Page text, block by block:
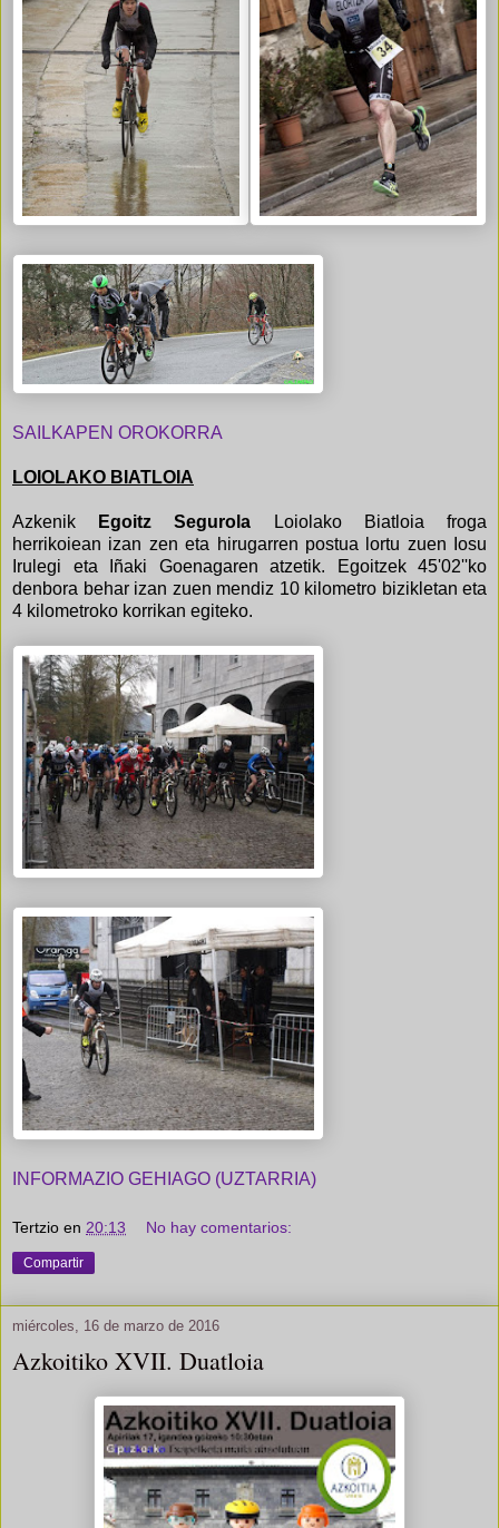
SAILKAPEN OROKORRA
LOIOLAKO BIATLOIA
Azkenik Egoitz Segurola Loiolako Biatloia froga
herrikoiean izan zen eta hirugarren postua lortu zuen Iosu
Irulegi eta Iñaki Goenagaren atzetik. Egoitzek 45'02''ko
denbora behar izan zuen mendiz 10 kilometro bizikletan eta
4 kilometroko korrikan egiteko.
INFORMAZIO GEHIAGO (UZTARRIA)
Tertzio en 20:13 No hay comentarios:
Compartir
miércoles, 16 de marzo de 2016
Azkoitiko XVII. Duatloia